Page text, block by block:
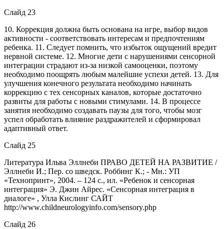
Слайд 23
10. Коррекция должна быть основана на игре, выбор видов
активности - соответствовать интересам и предпочтениям
ребенка. 11. Следует помнить, что избыток ощущений вредит
нервной системе. 12. Многие дети с нарушениями сенсорной
интеграции страдают из-за низкой самооценки, поэтому
необходимо поощрять любым малейшие успехи детей. 13. Для
улучшения конечного результата необходимо начинать
коррекцию с тех сенсорных каналов, которые достаточно
развиты для работы с новыми стимулами. 14. В процессе
занятия необходимо создавать паузы для того, чтобы мозг
успел обработать влияние раздражителей и сформировал
адаптивный ответ.
Слайд 25
Литература Ильва Эллнеби ПРАВО ДЕТЕЙ НА РАЗВИТИЕ /
Эллнеби И.; Пер. со шведск. Роббинг К.; - Мн.: УП
«Технопринт», 2004. – 124 с., ил. «Ребенок и сенсорная
интеграция» Э. Джин Айрес. «Сенсорная интеграция в
диалоге» , Улла Кислинг САЙТ
http://www.childneurologyinfo.com/sensory.php
Слайд 26